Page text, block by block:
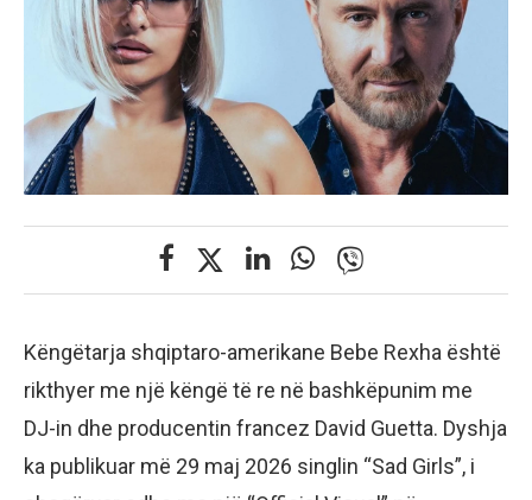
Këngëtarja shqiptaro-amerikane Bebe Rexha është
rikthyer me një këngë të re në bashkëpunim me
DJ-in dhe producentin francez David Guetta. Dyshja
ka publikuar më 29 maj 2026 singlin “Sad Girls”, i